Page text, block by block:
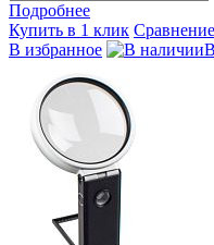
Подробнее
Купить в 1 клик Сравнение
В избранное